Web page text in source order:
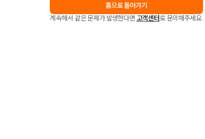
홈으로 돌아가기
계속해서 같은 문제가 발생한다면 고객센터로 문의해주세요.